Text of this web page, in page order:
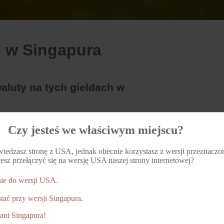
w Singapura
na tych giełdach w
kryptowaluty w Singapura? Sprawdziliśmy najlepsze strony
najbardziej bezpieczne opcje dla Rakyat Singapura, aby
/Portfel/Znak /Skierowanie/Płatności/Lista
untuk dagangan Sprzedawanie di Singapura?
Czy jesteś we właściwym miejscu?
stronę z USA, jednak obecnie korzystasz z wersji
przełączyć się na wersję USA naszej strony internetowej?
do wersji USA.
przy wersji Singapura.
Singapura!